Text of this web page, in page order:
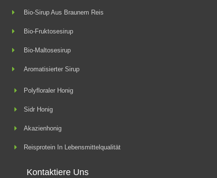
Bio-Sirup Aus Braunem Reis
Bio-Fruktosesirup
Bio-Maltosesirup
Aromatisierter Sirup
Polyfloraler Honig
Sidr Honig
Akazienhonig
Reisprotein In Lebensmittelqualität
Kontaktiere Uns